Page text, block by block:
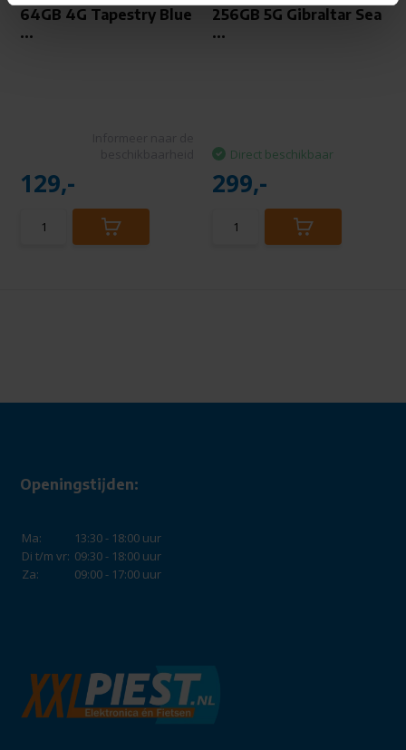
64GB 4G Tapestry Blue
...
129,-
256GB 5G Gibraltar Sea
...
Direct beschikbaar
299,-
Openingstijden:
Ma:
13:30 - 18:00 uur
Di t/m vr: 09:30 - 18:00 uur
Za:
09:00 - 17:00 uur